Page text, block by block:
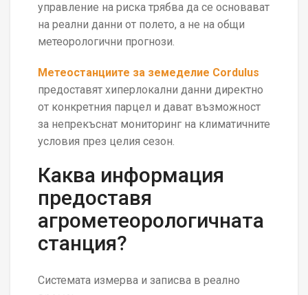
управление на риска трябва да се основават
на реални данни от полето, а не на общи
метеорологични прогнози.
Метеостанциите за земеделие Cordulus
предоставят хиперлокални данни директно
от конкретния парцел и дават възможност
за непрекъснат мониторинг на климатичните
условия през целия сезон.
Каква информация
предоставя
агрометеорологичната
станция?
Системата измерва и записва в реално